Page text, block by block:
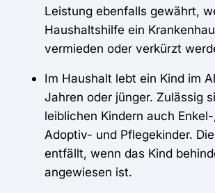
Leistung ebenfalls gewährt,
Haushaltshilfe ein
vermieden oder verkürzt
Im Haushalt lebt ein Kind im
Jahren oder jünger. Zulässig
leiblichen Kindern auch
Adoptiv- und Pflegekinder.
entfällt, wenn das Kind
angewiesen ist.